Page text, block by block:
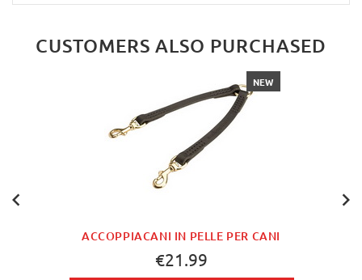
CUSTOMERS ALSO PURCHASED
NEW
ACCOPPIACANI IN PELLE PER CANI
€21.99